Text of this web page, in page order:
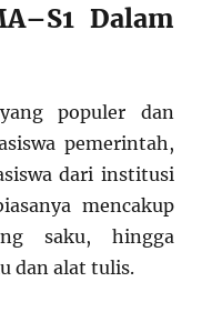
Dalam
populer dan
pemerintah,
dari institusi
mencakup
saku, hingga
dan alat tulis.